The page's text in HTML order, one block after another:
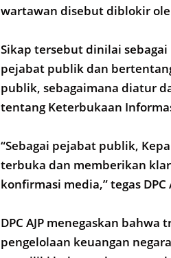
wartawan disebut diblokir
Sikap tersebut dinilai
pejabat publik dan
publik, sebagaimana diatur
tentang Keterbukaan
“Sebagai pejabat publik,
terbuka dan memberikan
konfirmasi media,” tegas DPC
DPC AJP menegaskan
pengelolaan keuangan